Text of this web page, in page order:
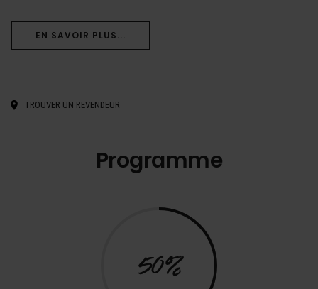
EN SAVOIR PLUS...
TROUVER UN REVENDEUR
Programme
50%